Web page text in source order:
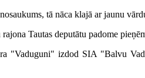
tā nāca klajā ar jaunu
Tautas deputātu padome
"Vaduguni" izdod SIA "Balvu